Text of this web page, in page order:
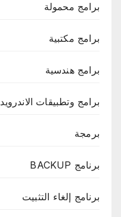
برامج محمولة
برامج مكتبية
برامج هندسية
برامج وتطبيقات الاندرويد
برمجة
برنامج BACKUP
برنامج إلغاء التثبيت